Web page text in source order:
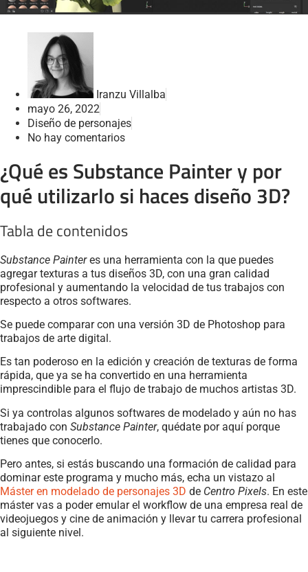
Iranzu Villalba
mayo 26, 2022
Diseño de personajes
No hay comentarios
¿Qué es Substance Painter y por
qué utilizarlo si haces diseño 3D?
Tabla de contenidos
Substance Painteres una herramienta con la que puedes
agregar texturas a tus diseños 3D, con una gran calidad
profesional y aumentando la velocidad de tus trabajos con
respecto a otros softwares.
Se puede comparar con una versión 3D de Photoshop para
trabajos de arte digital.
Es tan poderoso en la edición y creación de texturas de forma
rápida, que ya se ha convertido en una herramienta
imprescindible para el flujo de trabajo de muchos artistas 3D.
Si ya controlas algunos softwares de modelado y aún no has
trabajado con Substance Painter, quédate por aquí porque
tienes que conocerlo.
Pero antes, si estás buscando una formación de calidad para
dominar este programa y mucho más, echa un vistazo al
Máster en modelado de personajes 3D de Centro Pixels. En este
máster vas a poder emular el workflow de una empresa real de
videojuegos y cine de animación y llevar tu carrera profesional
al siguiente nivel.